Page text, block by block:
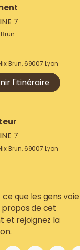
7
Brun, 69007 Lyon
l'itinéraire
7
Brun, 69007 Lyon
ce que les gens
de cet
et rejoignez la